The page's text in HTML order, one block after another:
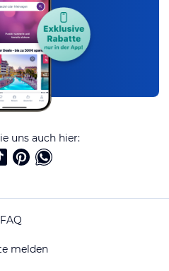
uns auch hier:
FAQ
melden